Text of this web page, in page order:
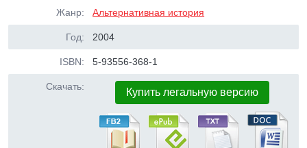
Жанр: Альтернативная история
Год: 2004
ISBN: 5-93556-368-1
Скачать: Купить легальную версию